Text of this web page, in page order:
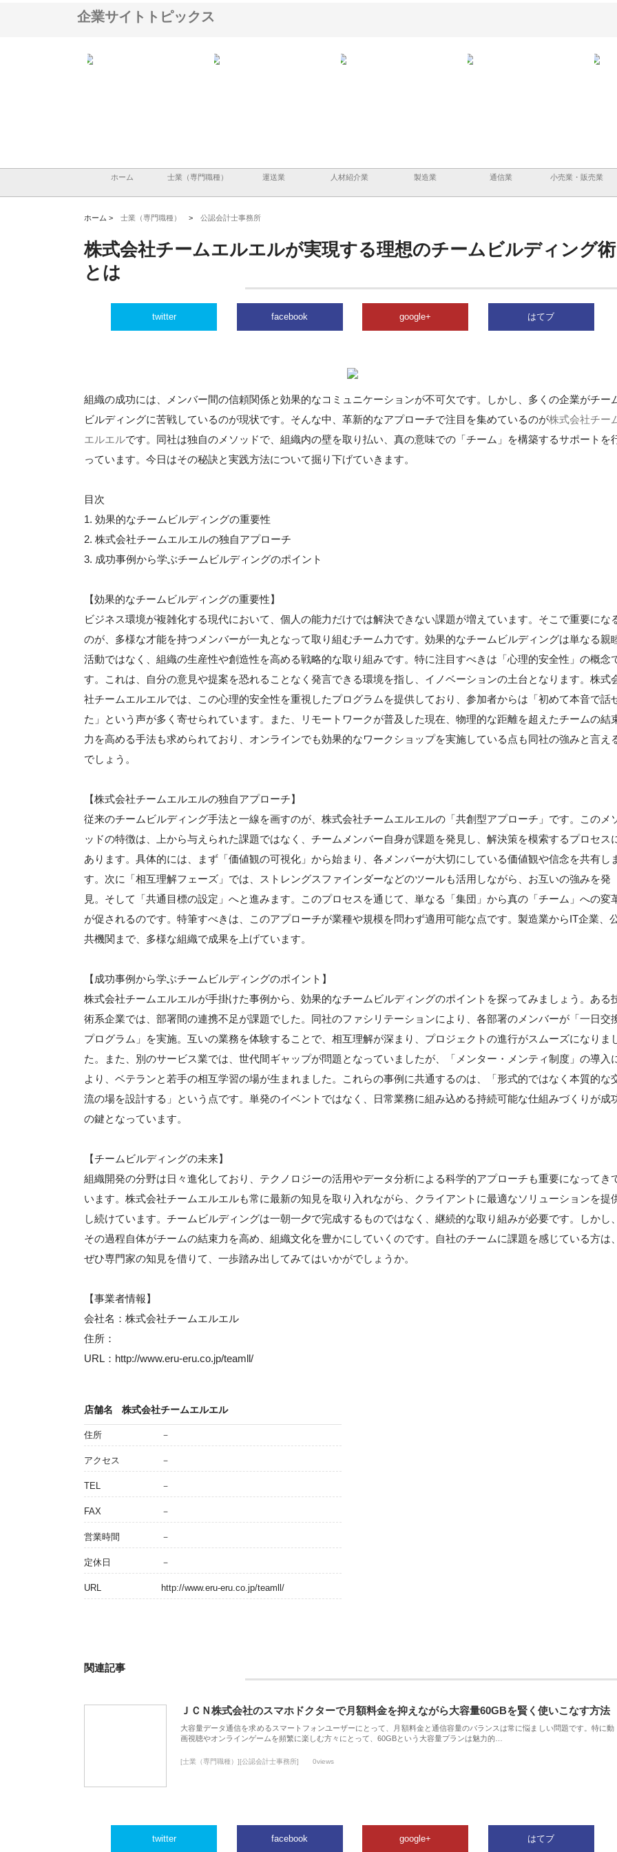
企業サイトトピックス
ホーム 士業（専門職種） 運送業 人材紹介業 製造業 通信業 小売業・販売業
ホーム > 士業（専門職種） > 公認会計士事務所
株式会社チームエルエルが実現する理想のチームビルディング術
とは
twitter facebook google+ はてブ
組織の成功には、メンバー間の信頼関係と効果的なコミュニケーションが不可欠です。しかし、多くの企業がチー
ビルディングに苦戦しているのが現状です。そんな中、革新的なアプローチで注目を集めているのが株式会社チー
エルエルです。同社は独自のメソッドで、組織内の壁を取り払い、真の意味での「チーム」を構築するサポートを
っています。今日はその秘訣と実践方法について掘り下げていきます。
目次
1. 効果的なチームビルディングの重要性
2. 株式会社チームエルエルの独自アプローチ
3. 成功事例から学ぶチームビルディングのポイント
【効果的なチームビルディングの重要性】
ビジネス環境が複雑化する現代において、個人の能力だけでは解決できない課題が増えています。そこで重要にな
のが、多様な才能を持つメンバーが一丸となって取り組むチーム力です。効果的なチームビルディングは単なる親
活動ではなく、組織の生産性や創造性を高める戦略的な取り組みです。特に注目すべきは「心理的安全性」の概念
す。これは、自分の意見や提案を恐れることなく発言できる環境を指し、イノベーションの土台となります。株式
社チームエルエルでは、この心理的安全性を重視したプログラムを提供しており、参加者からは「初めて本音で話
た」という声が多く寄せられています。また、リモートワークが普及した現在、物理的な距離を超えたチームの結
力を高める手法も求められており、オンラインでも効果的なワークショップを実施している点も同社の強みと言え
でしょう。
【株式会社チームエルエルの独自アプローチ】
従来のチームビルディング手法と一線を画すのが、株式会社チームエルエルの「共創型アプローチ」です。このメ
ッドの特徴は、上から与えられた課題ではなく、チームメンバー自身が課題を発見し、解決策を模索するプロセス
あります。具体的には、まず「価値観の可視化」から始まり、各メンバーが大切にしている価値観や信念を共有し
す。次に「相互理解フェーズ」では、ストレングスファインダーなどのツールも活用しながら、お互いの強みを発
見。そして「共通目標の設定」へと進みます。このプロセスを通じて、単なる「集団」から真の「チーム」への変
が促されるのです。特筆すべきは、このアプローチが業種や規模を問わず適用可能な点です。製造業からIT企業、
共機関まで、多様な組織で成果を上げています。
【成功事例から学ぶチームビルディングのポイント】
株式会社チームエルエルが手掛けた事例から、効果的なチームビルディングのポイントを探ってみましょう。ある
術系企業では、部署間の連携不足が課題でした。同社のファシリテーションにより、各部署のメンバーが「一日交
プログラム」を実施。互いの業務を体験することで、相互理解が深まり、プロジェクトの進行がスムーズになりま
た。また、別のサービス業では、世代間ギャップが問題となっていましたが、「メンター・メンティ制度」の導入
より、ベテランと若手の相互学習の場が生まれました。これらの事例に共通するのは、「形式的ではなく本質的な
流の場を設計する」という点です。単発のイベントではなく、日常業務に組み込める持続可能な仕組みづくりが成
の鍵となっています。
【チームビルディングの未来】
組織開発の分野は日々進化しており、テクノロジーの活用やデータ分析による科学的アプローチも重要になってき
います。株式会社チームエルエルも常に最新の知見を取り入れながら、クライアントに最適なソリューションを提
し続けています。チームビルディングは一朝一夕で完成するものではなく、継続的な取り組みが必要です。しかし、
その過程自体がチームの結束力を高め、組織文化を豊かにしていくのです。自社のチームに課題を感じている方は、
ぜひ専門家の知見を借りて、一歩踏み出してみてはいかがでしょうか。
【事業者情報】
会社名：株式会社チームエルエル
住所：
URL：http://www.eru-eru.co.jp/teamll/
店舗名 株式会社チームエルエル
住所 －
アクセス －
TEL －
FAX －
営業時間 －
定休日 －
URL http://www.eru-eru.co.jp/teamll/
関連記事
ＪＣＮ株式会社のスマホドクターで月額料金を抑えながら大容量60GBを賢く使いこなす方法
大容量データ通信を求めるスマートフォンユーザーにとって、月額料金と通信容量のバランスは常に悩ましい問題です。特に動
画視聴やオンラインゲームを頻繁に楽しむ方々にとって、60GBという大容量プランは魅力的…
[士業（専門職種）][公認会計士事務所] 0views
twitter facebook google+ はてブ